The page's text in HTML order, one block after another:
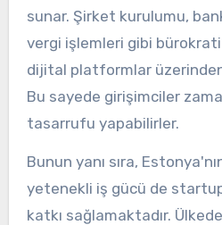
sunar. Şirket kurulumu,
vergi işlemleri gibi
dijital platformlar
Bu sayede girişimciler
tasarrufu yapabilirler.
Bunun yanı sıra,
yetenekli iş gücü de
katkı sağlamaktadır.